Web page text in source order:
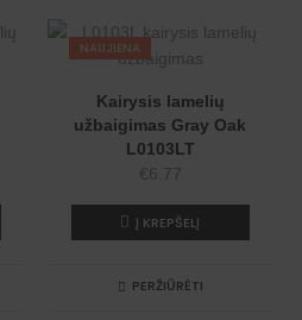
NAUJIENA
Kairysis lamelių
užbaigimas Gray Oak
L0103LT
€6.77
Į KREPŠELĮ
PERŽIŪRĖTI